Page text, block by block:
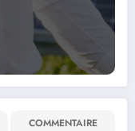
COMMENTAIRE